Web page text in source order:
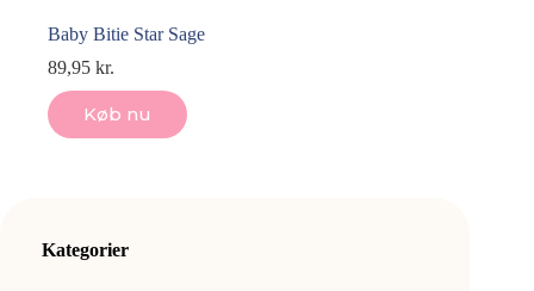
Baby Bitie Star Sage
89,95 kr.
Køb nu
Kategorier